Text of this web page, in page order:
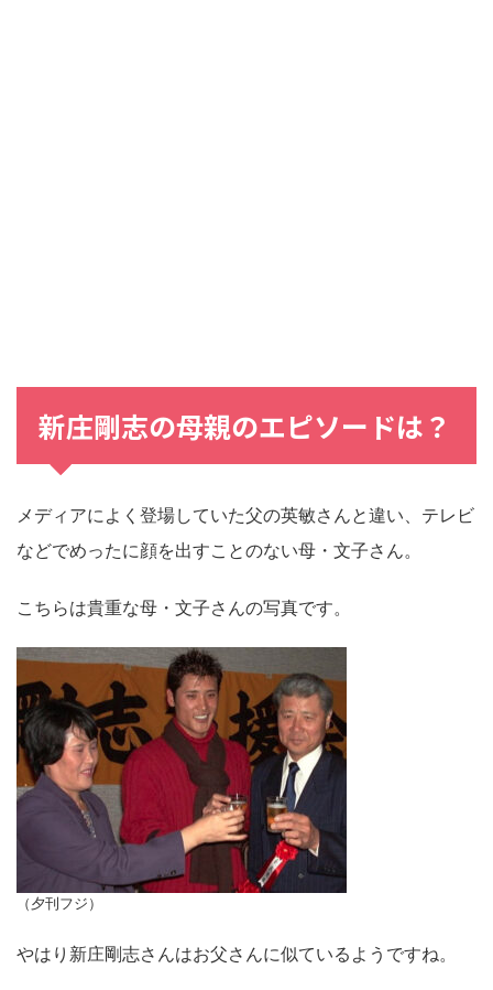
新庄剛志の母親のエピソードは？
メディアによく登場していた父の英敏さんと違い、テレビ
などでめったに顔を出すことのない母・文子さん。
こちらは貴重な母・文子さんの写真です。
（夕刊フジ）
やはり新庄剛志さんはお父さんに似ているようですね。